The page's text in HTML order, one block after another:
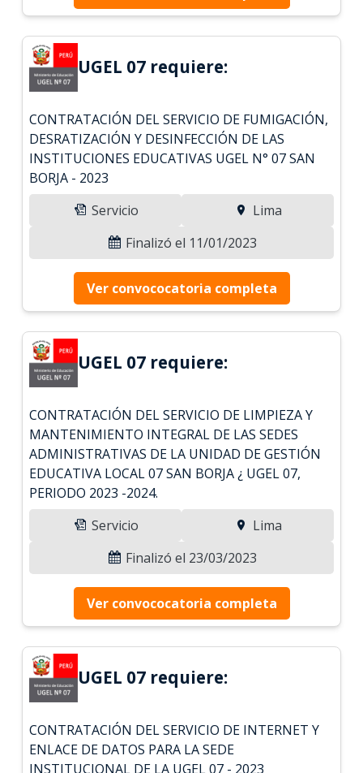
UGEL 07 requiere:
CONTRATACIÓN DEL SERVICIO DE FUMIGACIÓN,
DESRATIZACIÓN Y DESINFECCIÓN DE LAS
INSTITUCIONES EDUCATIVAS UGEL N° 07 SAN
BORJA - 2023
Servicio
Lima
Finalizó el 11/01/2023
Ver convococatoria completa
UGEL 07 requiere:
CONTRATACIÓN DEL SERVICIO DE LIMPIEZA Y
MANTENIMIENTO INTEGRAL DE LAS SEDES
ADMINISTRATIVAS DE LA UNIDAD DE GESTIÓN
EDUCATIVA LOCAL 07 SAN BORJA ¿ UGEL 07,
PERIODO 2023 -2024.
Servicio
Lima
Finalizó el 23/03/2023
Ver convococatoria completa
UGEL 07 requiere:
CONTRATACIÓN DEL SERVICIO DE INTERNET Y
ENLACE DE DATOS PARA LA SEDE
INSTITUCIONAL DE LA UGEL 07 - 2023